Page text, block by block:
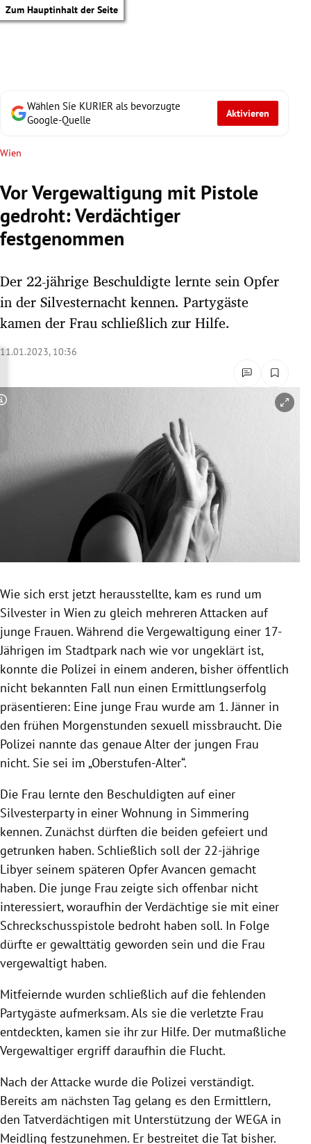
Zum Hauptinhalt der Seite
Untermenü
Untermenü
Untermenü
Untermenü
Untermenü
Untermenü
Untermenü
Untermenü
Untermenü
Wählen Sie KURIER als bevorzugte
Google-Quelle
Aktivieren
Wien
Vor Vergewaltigung mit Pistole
gedroht: Verdächtiger
festgenommen
Der 22-jährige Beschuldigte lernte sein Opfer
in der Silvesternacht kennen. Partygäste
kamen der Frau schließlich zur Hilfe.
11.01.2023, 10:36
Copyright-Hinweis öffnen/schließen
Wie sich erst jetzt herausstellte, kam es rund um
Silvester in Wien zu gleich mehreren Attacken auf
junge Frauen. Während die Vergewaltigung einer 17-
Jährigen im Stadtpark nach wie vor ungeklärt ist,
konnte die Polizei in einem anderen, bisher öffentlich
nicht bekannten Fall nun einen Ermittlungserfolg
präsentieren: Eine junge Frau wurde am 1. Jänner in
den frühen Morgenstunden sexuell missbraucht. Die
Polizei nannte das genaue Alter der jungen Frau
nicht. Sie sei im „Oberstufen-Alter“.
Die Frau lernte den Beschuldigten auf einer
Silvesterparty in einer Wohnung in Simmering
kennen. Zunächst dürften die beiden gefeiert und
getrunken haben. Schließlich soll der 22-jährige
Libyer seinem späteren Opfer Avancen gemacht
haben. Die junge Frau zeigte sich offenbar nicht
interessiert, woraufhin der Verdächtige sie mit einer
Schreckschusspistole bedroht haben soll. In Folge
dürfte er gewalttätig geworden sein und die Frau
vergewaltigt haben.
Mitfeiernde wurden schließlich auf die fehlenden
Partygäste aufmerksam. Als sie die verletzte Frau
entdeckten, kamen sie ihr zur Hilfe. Der mutmaßliche
Vergewaltiger ergriff daraufhin die Flucht.
Nach der Attacke wurde die Polizei verständigt.
Bereits am nächsten Tag gelang es den Ermittlern,
den Tatverdächtigen mit Unterstützung der WEGA in
Meidling festzunehmen. Er bestreitet die Tat bisher.